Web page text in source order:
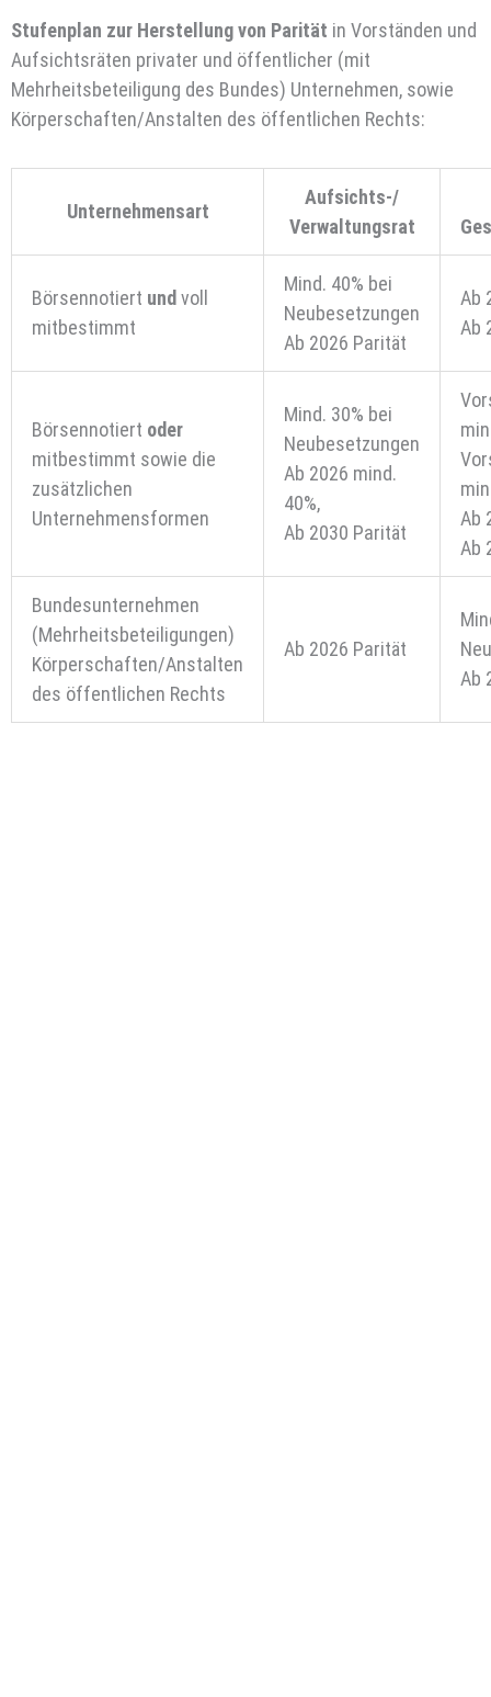
Stufenplan zur Herstellung von Parität in Vorständen und
Aufsichtsräten privater und öffentlicher (mit
Mehrheitsbeteiligung des Bundes) Unternehmen, sowie
Körperschaften/Anstalten des öffentlichen Rechts:
Unternehmensart
Aufsichts-/
Verwaltungsrat
Börsennotiert und voll
mitbestimmt
Mind. 40% bei
Neubesetzungen
Ab 2026 Parität
Ab
Ab
Börsennotiert oder
mitbestimmt sowie die
zusätzlichen
Unternehmensformen
Mind. 30% bei
Neubesetzungen
Ab 2026 mind.
40%,
Ab 2030 Parität
Ab
Ab
Bundesunternehmen
(Mehrheitsbeteiligungen)
Körperschaften/Anstalten
des öffentlichen Rechts
Ab 2026 Parität
Ab